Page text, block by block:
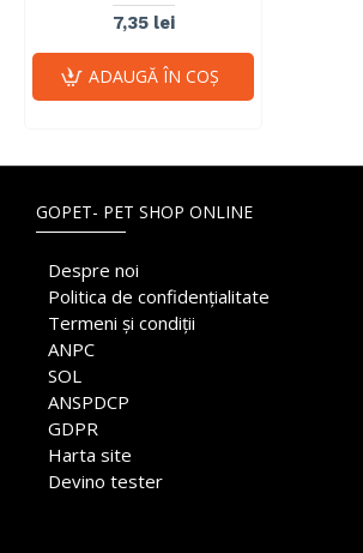
7,35 lei
ADAUGĂ ÎN COŞ
GOPET- PET SHOP ONLINE
Despre noi
Politica de confidențialitate
Termeni și condiții
ANPC
SOL
ANSPDCP
GDPR
Harta site
Devino tester